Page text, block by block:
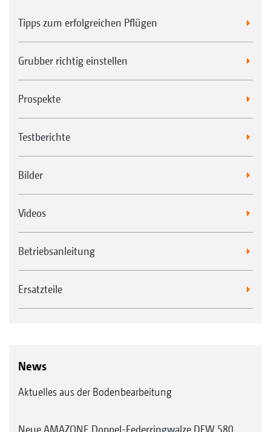
Tipps zum erfolgreichen Pflügen
Grubber richtig einstellen
Prospekte
Testberichte
Bilder
Videos
Betriebsanleitung
Ersatzteile
News
Aktuelles aus der Bodenbearbeitung
Neue AMAZONE Doppel-Federringwalze DFW 580